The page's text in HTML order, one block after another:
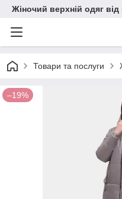
Жіночий верхній одяг
Товари та послуги
–19%